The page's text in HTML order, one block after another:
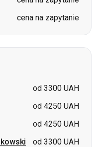
cena na zapytanie
od 3300 UAH
od 4250 UAH
od 4250 UAH
od 3300 UAH